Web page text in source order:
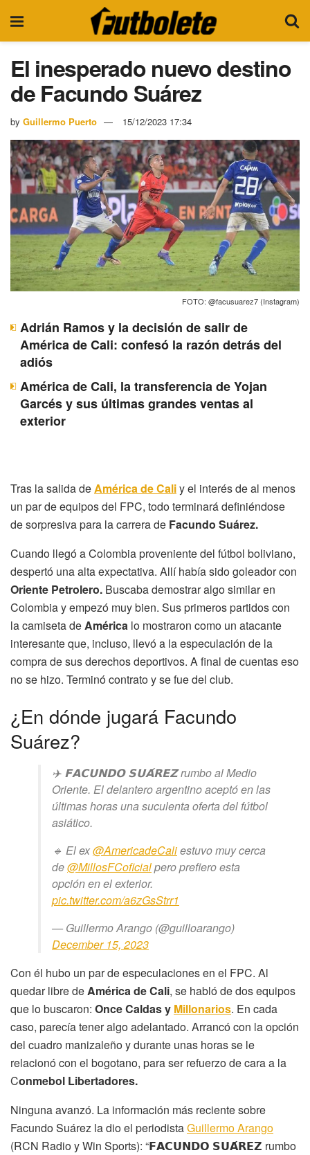
El inesperado nuevo destino
de Facundo Suárez
by Guillermo Puerto 15/12/2023 17:34
FOTO: @facusuarez7 (Instagram)
Adrián Ramos y la decisión de salir de
América de Cali: confesó la razón detrás del
adiós
América de Cali, la transferencia de Yojan
Garcés y sus últimas grandes ventas al
exterior
Tras la salida de América de Caliy el interés de al menos
un par de equipos del FPC, todo terminará definiéndose
de sorpresiva para la carrera de Facundo Suárez.
Cuando llegó a Colombia proveniente del fútbol boliviano,
despertó una alta expectativa. Allí había sido goleador con
Oriente Petrolero. Buscaba demostrar algo similar en
Colombia y empezó muy bien. Sus primeros partidos con
la camiseta de América lo mostraron como un atacante
interesante que, incluso, llevó a la especulación de la
compra de sus derechos deportivos. A final de cuentas eso
no se hizo. Terminó contrato y se fue del club.
¿En dónde jugará Facundo
Suárez?
✈️ 𝗙𝗔𝗖𝗨𝗡𝗗𝗢 𝗦𝗨𝗔́𝗥𝗘𝗭 rumbo al Medio
Oriente. El delantero argentino aceptó en las
últimas horas una suculenta oferta del fútbol
asiático.
🔹 El ex@AmericadeCaliestuvo muy cerca
de@MillosFCoficialpero prefiero esta
opción en el exterior.
pic.twitter.com/a6zGsStrr1
— Guillermo Arango (@guilloarango)
December 15, 2023
Con él hubo un par de especulaciones en el FPC. Al
quedar libre deAmérica de Cali, se habló de dos equipos
que lo buscaron: Once Caldas y Millonarios. En cada
caso, parecía tener algo adelantado. Arrancó con la opción
del cuadro manizaleño y durante unas horas se le
relacionó con el bogotano, para ser refuerzo de cara a la
Conmebol Libertadores.
Ninguna avanzó. La información más reciente sobre
Facundo Suárez la dio el periodistaGuillermo Arango
(RCN Radio y Win Sports): “𝗙𝗔𝗖𝗨𝗡𝗗𝗢 𝗦𝗨𝗔́𝗥𝗘𝗭 rumbo